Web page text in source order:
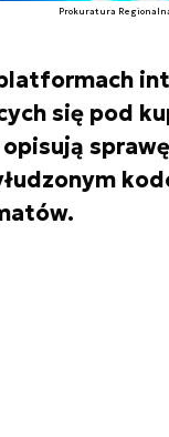
Prokuratura
się pod